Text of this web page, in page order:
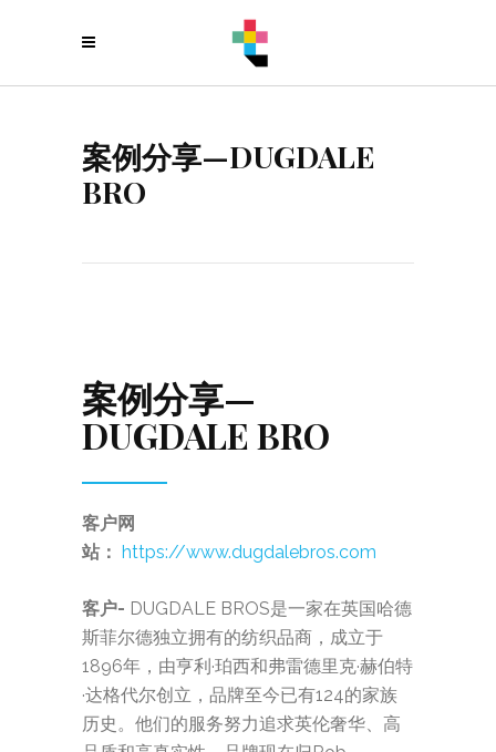
案例分享—DUGDALE
BRO
案例分享—
DUGDALE BRO
客户网
站： https://www.dugdalebros.com
客户- DUGDALE BROS是一家在英国哈德
斯菲尔德独立拥有的纺织品商，成立于
1896年，由亨利·珀西和弗雷德里克·赫伯特
·达格代尔创立，品牌至今已有124的家族
历史。他们的服务努力追求英伦奢华、高